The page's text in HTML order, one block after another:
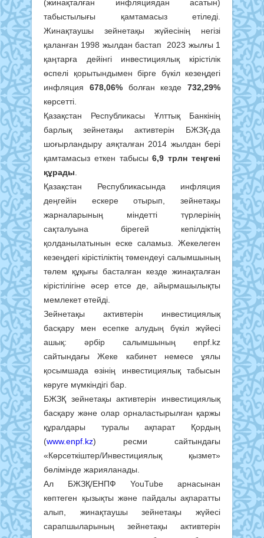
(жинақталған инфляциядан асатын)
табыстылығы қамтамасыз етіледі.
Жинақтаушы зейнетақы жүйесінің негізі
қаланған 1998 жылдан бастап 2023 жылғы 1
қаңтарға дейінгі инвестициялық кірістілік
өспелі қорытындымен бірге бүкіл кезеңдегі
инфляция 678,06%болған кезде 732,29%
көрсетті.
Қазақстан Республикасы Ұлттық Банкінің
барлық зейнетақы активтерін БЖЗҚ-да
шоғырландыру аяқталған 2014 жылдан бері
қамтамасыз еткен табысы6,9 трлн теңгені
құрады
Қазақстан Республикасында инфляция
деңгейін ескере отырып, зейнетақы
жарналарының міндетті түрлерінің
сақталуына бірегей кепілдіктің
қолданылатынын еске саламыз. Жекелеген
кезеңдегі кірістіліктің төмендеуі салымшының
төлем құқығы басталған кезде жинақталған
кірістілігіне әсер етсе де, айырмашылықты
мемлекет өтейді.
Зейнетақы активтерін инвестициялық
басқару мен есепке алудың бүкіл жүйесі
ашық: әрбір салымшының enpf.kz
сайтындағы Жеке кабинет немесе ұялы
қосымшада өзінің инвестициялық табысын
көруге мүмкіндігі бар.
БЖЗҚ зейнетақы активтерін инвестициялық
басқару және олар орналастырылған қаржы
құралдары туралы ақпарат Қордың
(www.enpf.kz) ресми сайтындағы
«Көрсеткіштер/Инвестициялық қызмет»
бөлімінде жарияланады.
Ал БЖЗҚ/ЕНПФ YouTube арнасынан
көптеген қызықты және пайдалы ақпаратты
алып, жинақтаушы зейнетақы жүйесі
сарапшыларының зейнетақы активтерін